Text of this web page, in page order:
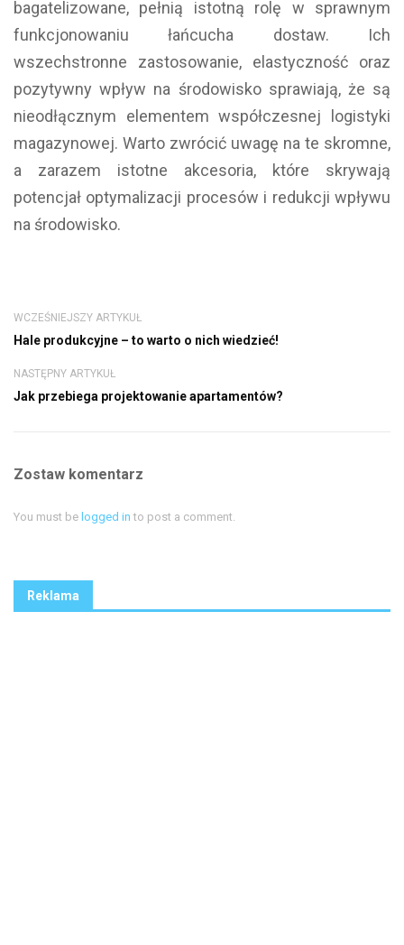
bagatelizowane, pełnią istotną rolę w sprawnym
funkcjonowaniu łańcucha dostaw. Ich
wszechstronne zastosowanie, elastyczność oraz
pozytywny wpływ na środowisko sprawiają, że są
nieodłącznym elementem współczesnej logistyki
magazynowej. Warto zwrócić uwagę na te skromne,
a zarazem istotne akcesoria, które skrywają
potencjał optymalizacji procesów i redukcji wpływu
na środowisko.
WCZEŚNIEJSZY ARTYKUŁ
Hale produkcyjne – to warto o nich wiedzieć!
NASTĘPNY ARTYKUŁ
Jak przebiega projektowanie apartamentów?
Zostaw komentarz
You must be logged in to post a comment.
Reklama